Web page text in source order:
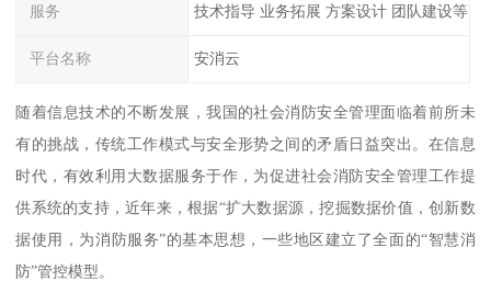
服务 技术指导 业务拓展 方案设计 团队建设等
平台名称 安消云
随着信息技术的不断发展，我国的社会消防安全管理面临着前所未
有的挑战，传统工作模式与安全形势之间的矛盾日益突出。在信息
时代，有效利用大数据服务于作，为促进社会消防安全管理工作提
供系统的支持，近年来，根据“扩大数据源，挖掘数据价值，创新数
据使用，为消防服务”的基本思想，一些地区建立了全面的“智慧消
防”管控模型。